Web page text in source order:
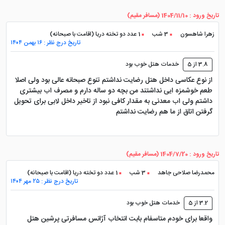
است، نه اقامت دریایی یا سوئیت های روی آب.
همین شناخت درست کمک می کند انتخاب دقیق تری
داشته باشید و با انتظار واقعی رزرو کنید.
موقعیت مکانی هتل پالاس کیش و
دسترسی ها
در محدوده بین میدان سیری و میدان داریوش قرار گرفته و
از این نظر برای مسافرانی که می خواهند هم به مراکز خرید و
هم به ساحل و مسیرهای تفریحی دسترسی داشته باشند،
انتخاب مناسبی است.
تاریخ ورود : 1404/11/10 (مسافر مقیم)
زهرا شاهسون
3 شب
1 عدد دو تخته دریا (اقامت با صبحانه)
تاریخ درج نظر : ۱۶ بهمن ۱۴۰۴
3.8 از 5 خدمات هتل خوب بود
از نوع عکاسی داخل هتل رضایت نداشتم تنوع صبحانه عالی بود ولی اصلا
طعم خوشمزه ایی نداشتند من بچه دو ساله دارم و مصرف اب بیشتری
داشتم ولی اب معدنی به مقدار کافی نبود از تاخیر داخل لابی برای تحویل
گرفتن اتاق از ما هم رضایت نداشتم
تاریخ ورود : 1404/7/20 (مسافر مقیم)
محمدرضا صلاحی جاهد
3 شب
1 عدد دو تخته دریا (اقامت با صبحانه)
تاریخ درج نظر : ۲۵ مهر ۱۴۰۴
3.2 از 5 خدمات هتل خوب بود
واقعا برای خودم متاسفام بابت انتخاب آژانس مسافرتی پرشین هتل